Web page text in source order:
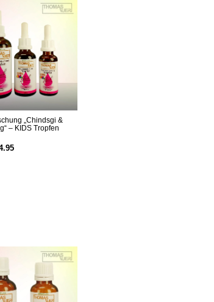
„Chindsgi &
– KIDS Tropfen